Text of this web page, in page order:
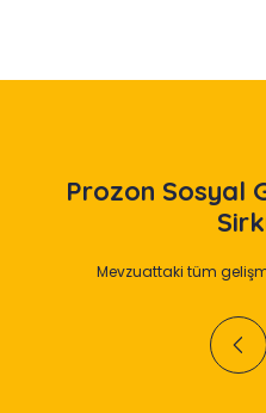
Prozon Sosyal
Mevzuattaki tüm